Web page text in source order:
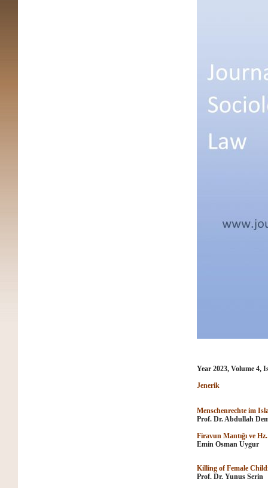
Year 2023, Volume 4,
Jenerik
Menschenrechte im
Prof. Dr. Abdullah
Firavun Mantığı ve
Emin Osman Uygur
Killing of Female
Prof. Dr. Yunus Serin